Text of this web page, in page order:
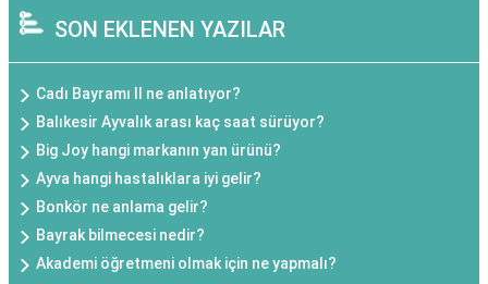
SON EKLENEN YAZILAR
Cadı Bayramı II ne anlatıyor?
Balıkesir Ayvalık arası kaç saat sürüyor?
Big Joy hangi markanın yan ürünü?
Ayva hangi hastalıklara iyi gelir?
Bonkör ne anlama gelir?
Bayrak bilmecesi nedir?
Akademi öğretmeni olmak için ne yapmalı?